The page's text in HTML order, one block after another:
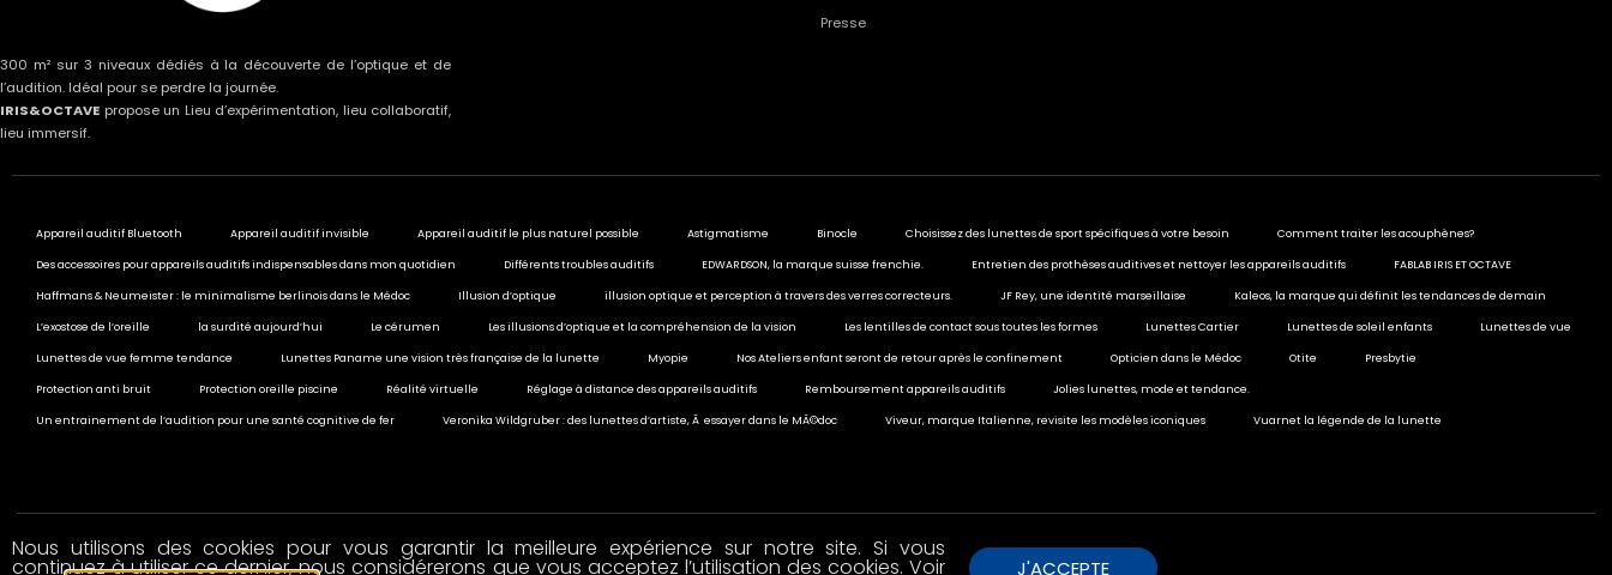
300 m² sur 3 niveaux dédiés à la découverte de l’optique et de
l’audition. Idéal pour se perdre la journée.
IRIS&OCTAVE propose un Lieu d’expérimentation, lieu collaboratif,
lieu immersif.
Presse
Appareil auditif Bluetooth Appareil auditif invisible Appareil auditif le plus naturel possible Astigmatisme Binocle Choisissez des lunettes de sport spécifiques à votre besoin Comment traiter les acouphènes?
Des accessoires pour appareils auditifs indispensables dans mon quotidien Différents troubles auditifs EDWARDSON, la marque suisse frenchie. Entretien des prothèses auditives et nettoyer les appareils auditifs FABLAB IRIS ET OCTAVE
Haffmans & Neumeister : le minimalisme berlinois dans le Médoc Illusion d’optique illusion optique et perception à travers des verres correcteurs. JF Rey, une identité marseillaise Kaleos, la marque qui définit les tendances de demain
L’exostose de l’oreille la surdité aujourd’hui Le cérumen Les illusions d’optique et la compréhension de la vision Les lentilles de contact sous toutes les formes Lunettes Cartier Lunettes de soleil enfants Lunettes de vue
Lunettes de vue femme tendance Lunettes Paname une vision très française de la lunette Myopie Nos Ateliers enfant seront de retour après le confinement Opticien dans le Médoc Otite Presbytie
Protection anti bruit Protection oreille piscine Réalité virtuelle Réglage à distance des appareils auditifs Remboursement appareils auditifs Jolies lunettes, mode et tendance.
Un entrainement de l’audition pour une santé cognitive de fer Veronika Wildgruber : des lunettes d’artiste, Ã essayer dans le MÃ©doc Viveur, marque Italienne, revisite les modèles iconiques Vuarnet la légende de la lunette
© 2020 All rights reserved
Nous utilisons des cookies pour vous garantir la meilleure expérience sur notre site. Si vous
continuez à utiliser ce dernier, nous considérerons que vous acceptez l’utilisation des cookies. Voir J'ACCEPTE